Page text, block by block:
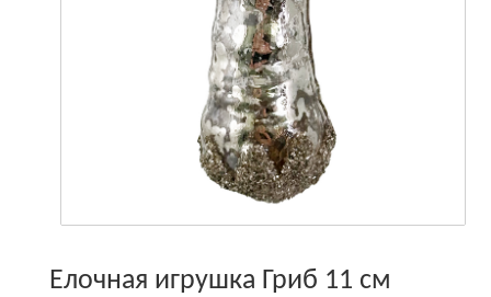
Елочная игрушка Гриб 11 см